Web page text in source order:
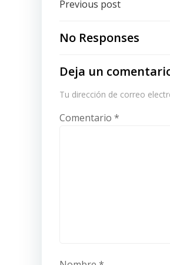
Post
navigation
Previous post
No Responses
Deja un
Tu dirección de correo
Comentario *